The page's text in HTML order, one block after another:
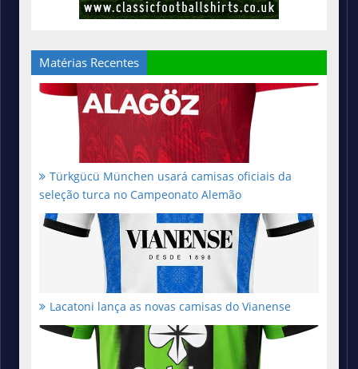
Matérias Recentes
Türkgücü München usará camisas oficiais da
seleção turca no Campeonato Alemão
Lacatoni lança as novas camisas do Vianense